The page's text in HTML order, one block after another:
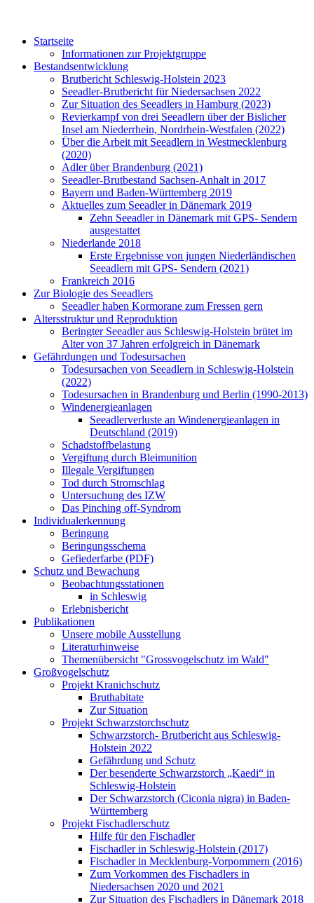
Startseite
Informationen zur Projektgruppe
Bestandsentwicklung
Brutbericht Schleswig-Holstein 2023
Seeadler-Brutbericht für Niedersachsen 2022
Zur Situation des Seeadlers in Hamburg (2023)
Revierkampf von drei Seeadlern über der Bislicher
Insel am Niederrhein, Nordrhein-Westfalen (2022)
Über die Arbeit mit Seeadlern in Westmecklenburg
(2020)
Adler über Brandenburg (2021)
Seeadler-Brutbestand Sachsen-Anhalt in 2017
Bayern und Baden-Württemberg 2019
Aktuelles zum Seeadler in Dänemark 2019
Zehn Seeadler in Dänemark mit GPS- Sendern
ausgestattet
Niederlande 2018
Erste Ergebnisse von jungen Niederländischen
Seeadlern mit GPS- Sendern (2021)
Frankreich 2016
Zur Biologie des Seeadlers
Seeadler haben Kormorane zum Fressen gern
Altersstruktur und Reproduktion
Beringter Seeadler aus Schleswig-Holstein brütet im
Alter von 37 Jahren erfolgreich in Dänemark
Gefährdungen und Todesursachen
Todesursachen von Seeadlern in Schleswig-Holstein
(2022)
Todesursachen in Brandenburg und Berlin (1990-2013)
Windenergieanlagen
Seeadlerverluste an Windenergieanlagen in
Deutschland (2019)
Schadstoffbelastung
Vergiftung durch Bleimunition
Illegale Vergiftungen
Tod durch Stromschlag
Untersuchung des IZW
Das Pinching off-Syndrom
Individualerkennung
Beringung
Beringungsschema
Gefiederfarbe (PDF)
Schutz und Bewachung
Beobachtungsstationen
in Schleswig
Erlebnisbericht
Publikationen
Unsere mobile Ausstellung
Literaturhinweise
Themenübersicht "Grossvogelschutz im Wald"
Großvogelschutz
Projekt Kranichschutz
Bruthabitate
Zur Situation
Projekt Schwarzstorchschutz
Schwarzstorch- Brutbericht aus Schleswig-
Holstein 2022
Gefährdung und Schutz
Der besenderte Schwarzstorch „Kaedi“ in
Schleswig-Holstein
Der Schwarzstorch (Ciconia nigra) in Baden-
Württemberg
Projekt Fischadlerschutz
Hilfe für den Fischadler
Fischadler in Schleswig-Holstein (2017)
Fischadler in Mecklenburg-Vorpommern (2016)
Zum Vorkommen des Fischadlers in
Niedersachsen 2020 und 2021
Zur Situation des Fischadlers in Dänemark 2018